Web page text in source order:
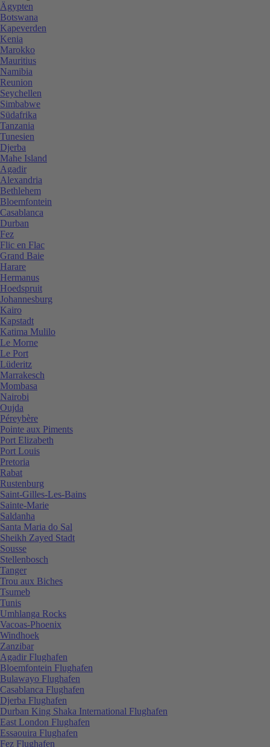
Ägypten
Botswana
Kapeverden
Kenia
Marokko
Mauritius
Namibia
Reunion
Seychellen
Simbabwe
Südafrika
Tanzania
Tunesien
Djerba
Mahe Island
Agadir
Alexandria
Bethlehem
Bloemfontein
Casablanca
Durban
Fez
Flic en Flac
Grand Baie
Harare
Hermanus
Hoedspruit
Johannesburg
Kairo
Kapstadt
Katima Mulilo
Le Morne
Le Port
Lüderitz
Marrakesch
Mombasa
Nairobi
Oujda
Péreybère
Pointe aux Piments
Port Elizabeth
Port Louis
Pretoria
Rabat
Rustenburg
Saint-Gilles-Les-Bains
Sainte-Marie
Saldanha
Santa Maria do Sal
Sheikh Zayed Stadt
Sousse
Stellenbosch
Tanger
Trou aux Biches
Tsumeb
Tunis
Umhlanga Rocks
Vacoas-Phoenix
Windhoek
Zanzibar
Agadir Flughafen
Bloemfontein Flughafen
Bulawayo Flughafen
Casablanca Flughafen
Djerba Flughafen
Durban King Shaka International Flughafen
East London Flughafen
Essaouira Flughafen
Fez Flughafen